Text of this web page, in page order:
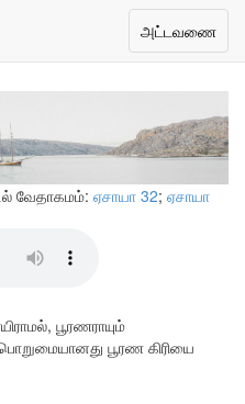
Toggle
navigation
அட்டவணை
வேதாகமம்: ஏசாயா 32; ஏசாயா
பூரணராயும்
பூரண கிரியை